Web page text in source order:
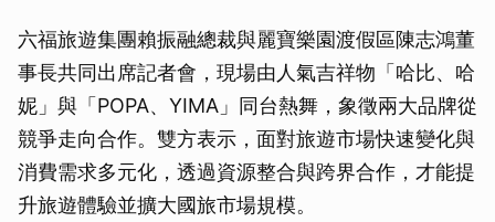
六福旅遊集團賴振融總裁與麗寶樂園渡假區陳志鴻董
事長共同出席記者會，現場由人氣吉祥物「哈比、哈
妮」與「POPA、YIMA」同台熱舞，象徵兩大品牌從
競爭走向合作。雙方表示，面對旅遊市場快速變化與
消費需求多元化，透過資源整合與跨界合作，才能提
升旅遊體驗並擴大國旅市場規模。